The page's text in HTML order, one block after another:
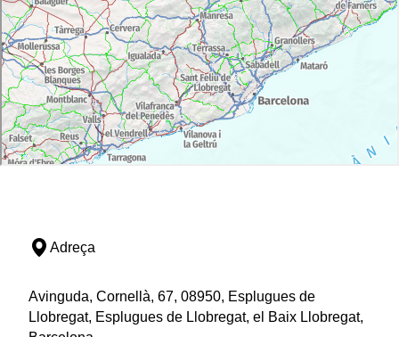
Adreça
Avinguda, Cornellà, 67, 08950, Esplugues de
Llobregat, Esplugues de Llobregat, el Baix Llobregat,